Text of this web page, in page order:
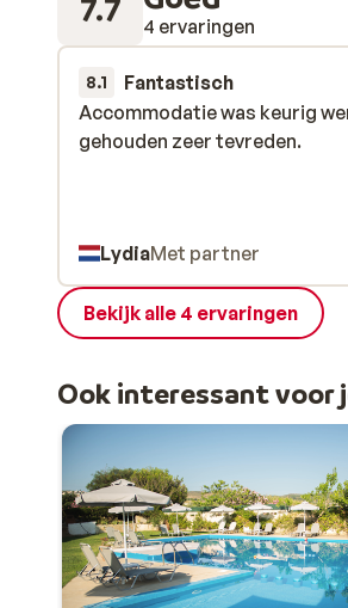
4 ervaringen
8.1 Fantastisch
Accommodatie was keurig
gehouden zeer tevreden.
Accommodatie was keurig
gehouden zeer tevreden.
LydiaMet partner
Bekijk alle 4 ervaringen
Ook interessant voor